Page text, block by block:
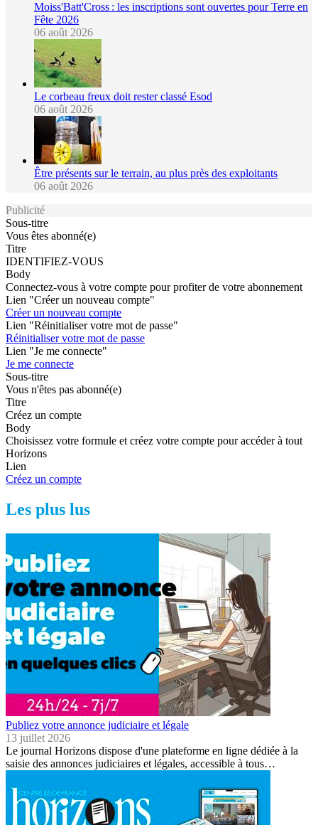
Moiss'Batt'Cross : les inscriptions sont ouvertes pour Terre en
Fête 2026
06 août 2026
Le corbeau freux doit rester classé Esod
06 août 2026
Être présents sur le terrain, au plus près des exploitants
06 août 2026
Publicité
Sous-titre
Vous êtes abonné(e)
Titre
IDENTIFIEZ-VOUS
Body
Connectez-vous à votre compte pour profiter de votre abonnement
Lien "Créer un nouveau compte"
Créer un nouveau compte
Lien "Réinitialiser votre mot de passe"
Réinitialiser votre mot de passe
Lien "Je me connecte"
Je me connecte
Sous-titre
Vous n'êtes pas abonné(e)
Titre
Créez un compte
Body
Choisissez votre formule et créez votre compte pour accéder à tout
Horizons
Lien
Créez un compte
Les plus lus
Publiez votre annonce judiciaire et légale
13 juillet 2026
Le journal Horizons dispose d'une plateforme en ligne dédiée à la
saisie des annonces judiciaires et légales, accessible à tous…